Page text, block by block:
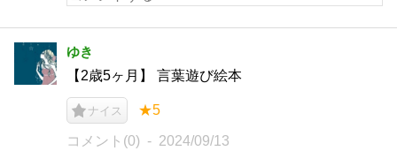
ゆき
【2歳5ヶ月】 言葉遊び絵本
ナイス ★5
コメント(0) 2024/09/13